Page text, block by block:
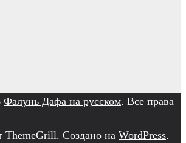
Фалунь Дафа на русском. Все права
ThemeGrill. Создано на WordPress.